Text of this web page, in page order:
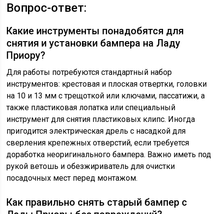
Вопрос-ответ:
Какие инструменты понадобятся для
снятия и установки бампера на Ладу
Приору?
Для работы потребуются стандартный набор
инструментов: крестовая и плоская отвертки, головки
на 10 и 13 мм с трещоткой или ключами, пассатижи, а
также пластиковая лопатка или специальный
инструмент для снятия пластиковых клипс. Иногда
пригодится электрическая дрель с насадкой для
сверления крепежных отверстий, если требуется
доработка неоригинального бампера. Важно иметь под
рукой ветошь и обезжириватель для очистки
посадочных мест перед монтажом.
Как правильно снять старый бампер с